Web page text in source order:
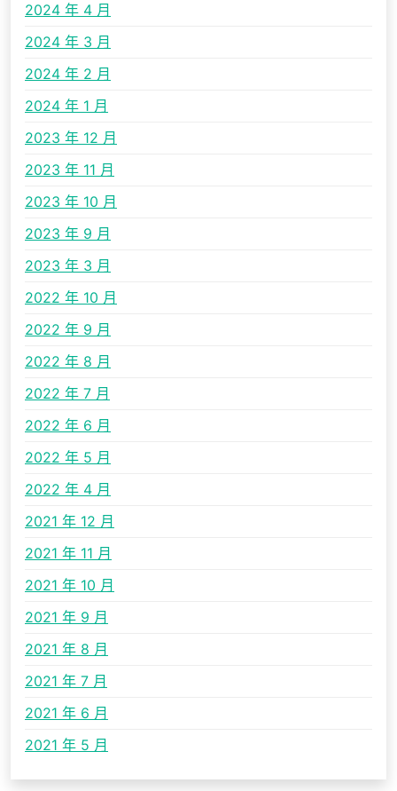
2024 年 4 月
2024 年 3 月
2024 年 2 月
2024 年 1 月
2023 年 12 月
2023 年 11 月
2023 年 10 月
2023 年 9 月
2023 年 3 月
2022 年 10 月
2022 年 9 月
2022 年 8 月
2022 年 7 月
2022 年 6 月
2022 年 5 月
2022 年 4 月
2021 年 12 月
2021 年 11 月
2021 年 10 月
2021 年 9 月
2021 年 8 月
2021 年 7 月
2021 年 6 月
2021 年 5 月